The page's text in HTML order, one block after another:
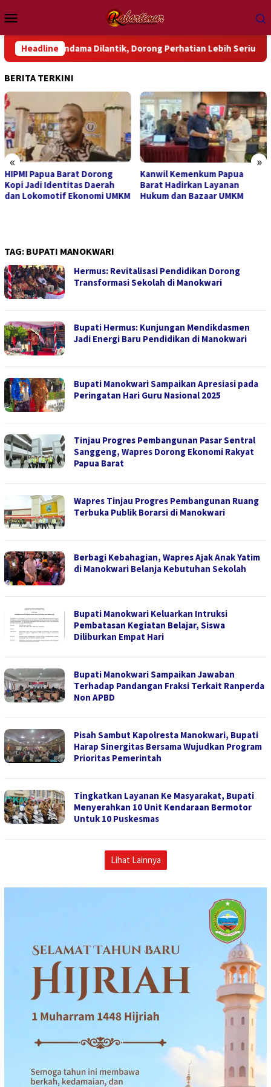
ke
kontenMobile
Headline
Wondama Dilantik, Dorong Perhatian Lebih Serius Terhadap
BERITA TERKINI
« »
HIPMI Papua Barat Dorong
Kopi Jadi Identitas Daerah
dan Lokomotif Ekonomi UMKM
Kanwil Kemenkum Papua
Barat Hadirkan Layanan
Hukum dan Bazaar UMKM
TAG: BUPATI MANOKWARI
Hermus: Revitalisasi Pendidikan Dorong
Transformasi Sekolah di Manokwari
Bupati Hermus: Kunjungan Mendikdasmen
Jadi Energi Baru Pendidikan di Manokwari
Bupati Manokwari Sampaikan Apresiasi pada
Peringatan Hari Guru Nasional 2025
Tinjau Progres Pembangunan Pasar Sentral
Sanggeng, Wapres Dorong Ekonomi Rakyat
Papua Barat
Wapres Tinjau Progres Pembangunan Ruang
Terbuka Publik Borarsi di Manokwari
Berbagi Kebahagian, Wapres Ajak Anak Yatim
di Manokwari Belanja Kebutuhan Sekolah
Bupati Manokwari Keluarkan Intruksi
Pembatasan Kegiatan Belajar, Siswa
Diliburkan Empat Hari
Bupati Manokwari Sampaikan ‎Jawaban
‎Terhadap Pandangan Fraksi Terkait Ranperda
Non APBD
Pisah Sambut Kapolresta Manokwari, Bupati
Harap Sinergitas Bersama Wujudkan Program
Prioritas Pemerintah
Tingkatkan Layanan Ke Masyarakat, Bupati
Menyerahkan 10 Unit Kendaraan Bermotor
Untuk 10 Puskesmas
Lihat Lainnya